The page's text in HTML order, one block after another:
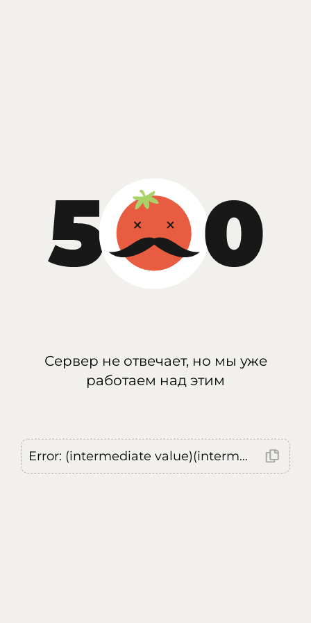
Сервер не отвечает, но мы уже
работаем над этим
Error: (intermediate value)(intermediate value)(intermediate value).replaceAll is not a function